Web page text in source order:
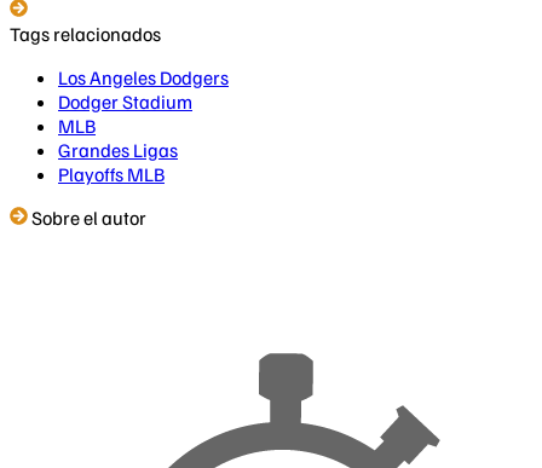
Tags relacionados
Los Angeles Dodgers
Dodger Stadium
MLB
Grandes Ligas
Playoffs MLB
Sobre el autor